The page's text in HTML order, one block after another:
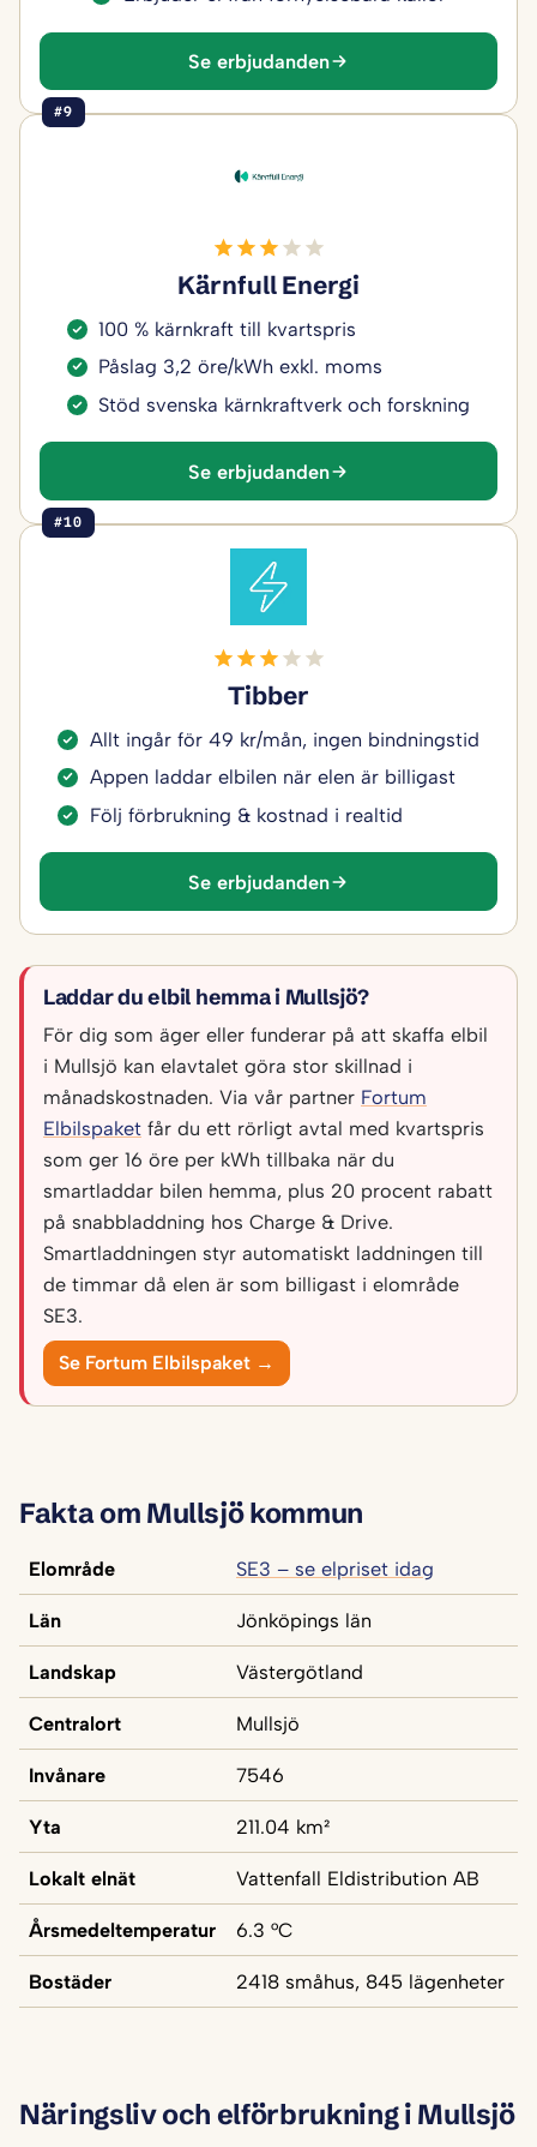
Se erbjudanden
#9
Kärnfull Energi
100 % kärnkraft till kvartspris
Påslag 3,2 öre/kWh exkl. moms
Stöd svenska kärnkraftverk och forskning
Se erbjudanden
#10
Tibber
Allt ingår för 49 kr/mån, ingen bindningstid
Appen laddar elbilen när elen är billigast
Följ förbrukning & kostnad i realtid
Se erbjudanden
Laddar du elbil hemma i Mullsjö?
För dig som äger eller funderar på att skaffa elbil
i Mullsjö kan elavtalet göra stor skillnad i
månadskostnaden. Via vår partner Fortum
Elbilspaket får du ett rörligt avtal med kvartspris
som ger 16 öre per kWh tillbaka när du
smartladdar bilen hemma, plus 20 procent rabatt
på snabbladdning hos Charge & Drive.
Smartladdningen styr automatiskt laddningen till
de timmar då elen är som billigast i elområde
SE3.
Se Fortum Elbilspaket →
Fakta om Mullsjö kommun
Elområde SE3 – se elpriset idag
Län Jönköpings län
Landskap Västergötland
Centralort Mullsjö
Invånare 7546
Yta 211.04 km²
Lokalt elnät Vattenfall Eldistribution AB
Årsmedeltemperatur 6.3 °C
Bostäder 2418 småhus, 845 lägenheter
Näringsliv och elförbrukning i Mullsjö